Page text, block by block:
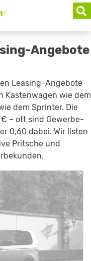
Angebote
Leasing-Angebote
Kastenwagen wie dem
dem Sprinter. Die
– oft sind Gewerbe-
0,60 dabei. Wir listen
Pritsche und